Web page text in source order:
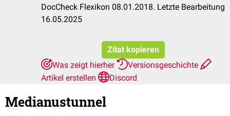
DocCheck Flexikon 08.01.2018. Letzte Bearbeitung
16.05.2025
Zitat kopieren
Was zeigt hierher
Versionsgeschichte
Artikel erstellen
Discord
Medianustunnel